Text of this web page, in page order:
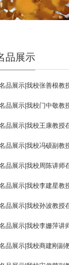
品展示
品展示|我校张善根教
品展示|我校门中敬教
品展示|我校王康教授
品展示|我校冯硕副教
品展示|我校周陈讲师
品展示|我校李建星教
品展示|我校孙波教授
品展示|我校李姗萍讲
品展示|我校商建刚副